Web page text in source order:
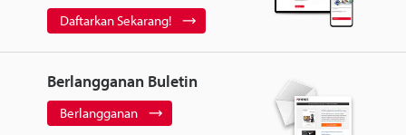
Daftarkan Sekarang!
Berlangganan Buletin
Berlangganan